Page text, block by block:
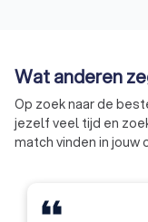
Wat anderen
Op zoek naar de
jezelf veel tijd en
match vinden in jouw